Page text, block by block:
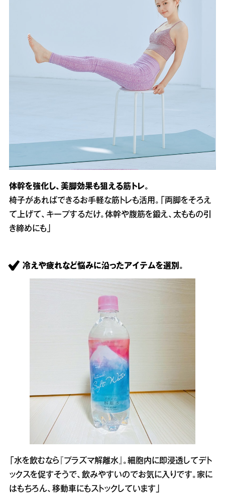
体幹を強化し、美脚効果も狙える筋トレ。
椅子があればできるお手軽な筋トレも活用。「両脚をそろえ
て上げて、キープするだけ。体幹や腹筋を鍛え、太ももの引
き締めにも」
冷えや疲れなど悩みに沿ったアイテムを選別。
「水を飲むなら『プラズマ解離水』。細胞内に即浸透してデト
ックスを促すそうで、飲みやすいのでお気に入りです。家に
はもちろん、移動車にもストックしています」